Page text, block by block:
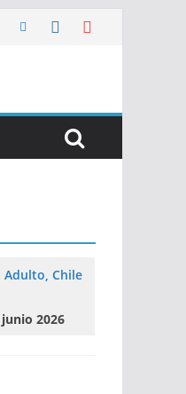
Adulto, Chile
2026